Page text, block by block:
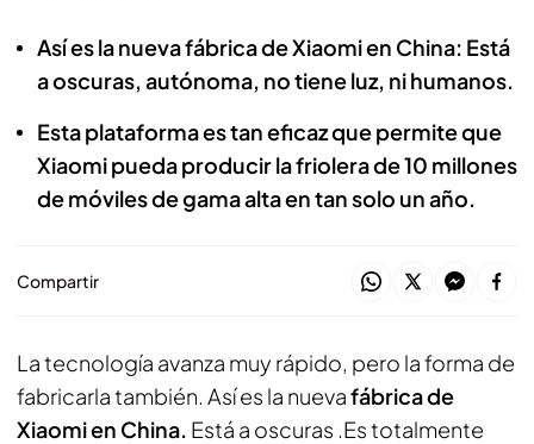
Así es la nueva fábrica de Xiaomi en China: Está
a oscuras, autónoma, no tiene luz, ni humanos.
Esta plataforma es tan eficaz que permite que
Xiaomi pueda producir la friolera de 10 millones
de móviles de gama alta en tan solo un año.
Compartir
La tecnología avanza muy rápido, pero la forma de
fabricarla también. Así es la nuevafábrica de
Xiaomi en China. Está a oscuras .Es totalmente